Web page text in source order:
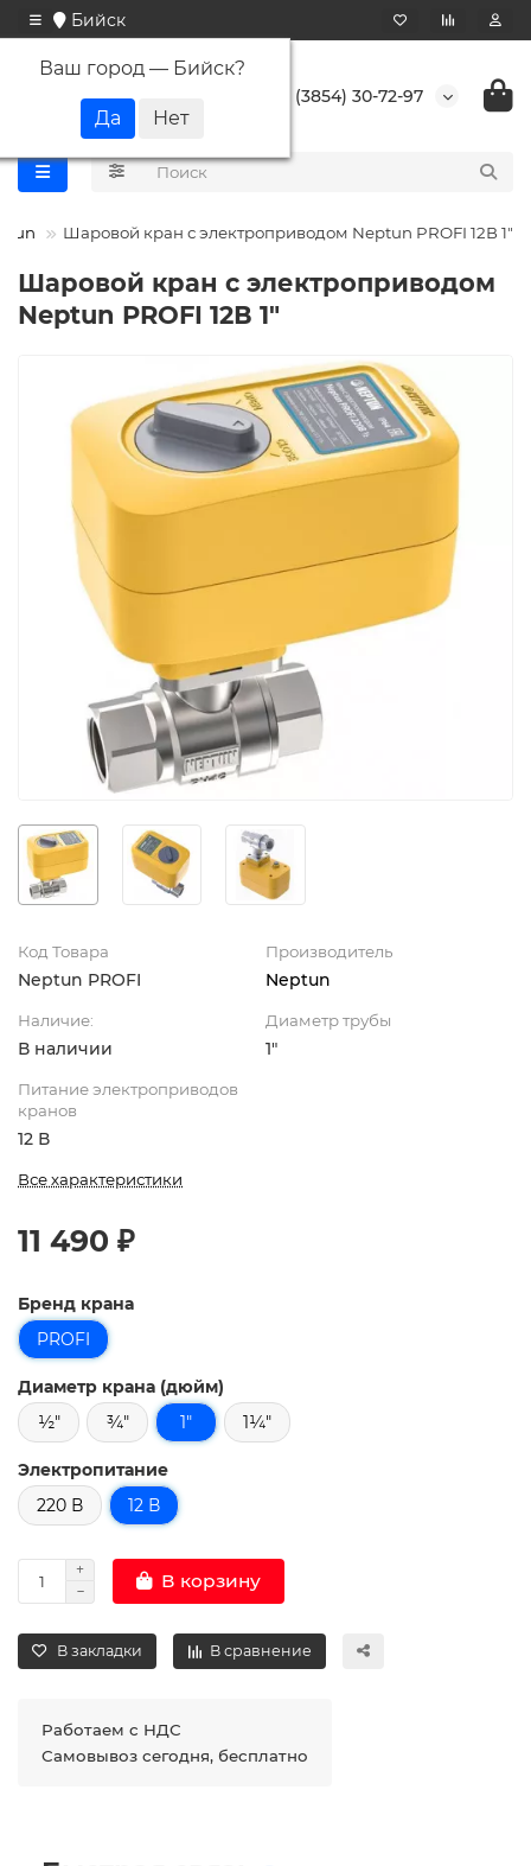
Бийск
Ваш город — Бийск?
+7 (3854) 30-72-97
Шаровой кран с электроприводом Neptun PROFI 12В 1"
Шаровой кран с электроприводом
Neptun PROFI 12В 1"
Код Товара
Neptun PROFI
Производитель
Neptun
Наличие:
В наличии
Диаметр трубы
1"
Питание электроприводов
кранов
12 В
Все характеристики
11 490 ₽
Бренд крана
PROFI
Диаметр крана (дюйм)
½"
¾" 1" 1¼"
Электропитание
220 В
12 В
В корзину
В закладки В сравнение
Работаем с НДС
Самовывоз сегодня, бесплатно